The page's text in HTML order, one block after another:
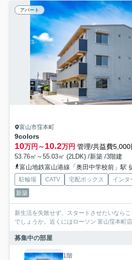
アパート
富山市窪本町
9colors
10万円～10.2万円 管理/共益費5,000
53.76㎡～55.03㎡ (2LDK) /新築 /3階建
富山地鉄富山港線「奥田中学校前」駅
駐輪場 CATV 宅配ボックス インタ
新築
新生活を失敗せず、スタートさせたいなら
でしょうか。近くにはローソン 富山窪本町店
募集中の部屋
1階